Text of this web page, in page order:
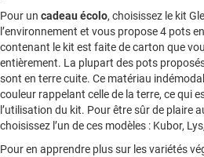
Pour un cadeau écolo, choisissez le kit
l’environnement et vous propose 4 pots
contenant le kit est faite de carton que
entièrement. La plupart des pots
sont en terre cuite. Ce matériau
couleur rappelant celle de la terre, ce qui
l’utilisation du kit. Pour être sûr de plaire
choisissez l’un de ces modèles : Kubor,
Pour en apprendre plus sur les variétés